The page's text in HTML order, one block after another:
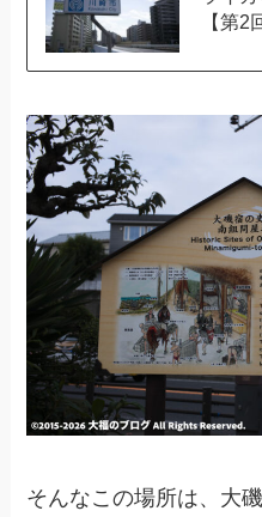
【第
そんなこの場所は、大